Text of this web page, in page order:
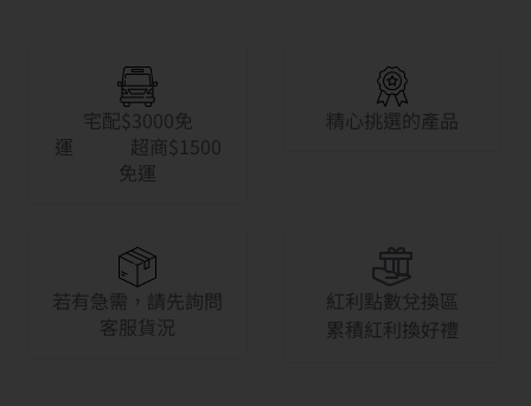
宅配$3000免
運 超商$1500
免運
精心挑選的產品
若有急需，請先詢問
客服貨況
紅利點數兌換區
累積紅利換好禮